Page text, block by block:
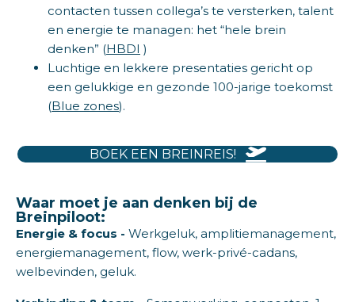
contacten tussen collega’s te versterken, talent
en energie te managen: het “hele brein
denken” (HBDI )
Luchtige en lekkere presentaties gericht op
een gelukkige en gezonde 100-jarige toekomst
(Blue zones).
BOEK EEN BREINREIS!
Waar moet je aan denken bij de
Breinpiloot:
Energie & focus - Werkgeluk, amplitiemanagement,
energiemanagement, flow, werk-privé-cadans,
welbevinden, geluk.